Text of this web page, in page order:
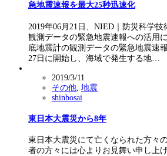
急地震速報を最大25秒迅速化
2019年06月21日、NIED｜防災科学
観測データの緊急地震速報への活用
底地震計の観測データの緊急地震速
27日に開始し、海域で発生する地…
2019/3/11
その他, 地震
shinbosai
東日本大震災から8年
東日本大震災にて亡くなられた方々
者の方々には心よりお見舞い申し上